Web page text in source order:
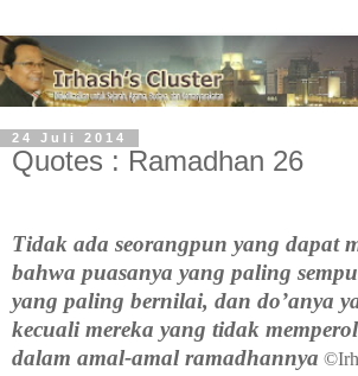
24 Juli 2014
Quotes : Ramadhan 26
Tidak ada seorangpun yang dapat
bahwa puasanya yang paling
yang paling bernilai, dan do’anya
kecuali mereka yang tidak
dalam amal-amal ramadhannya